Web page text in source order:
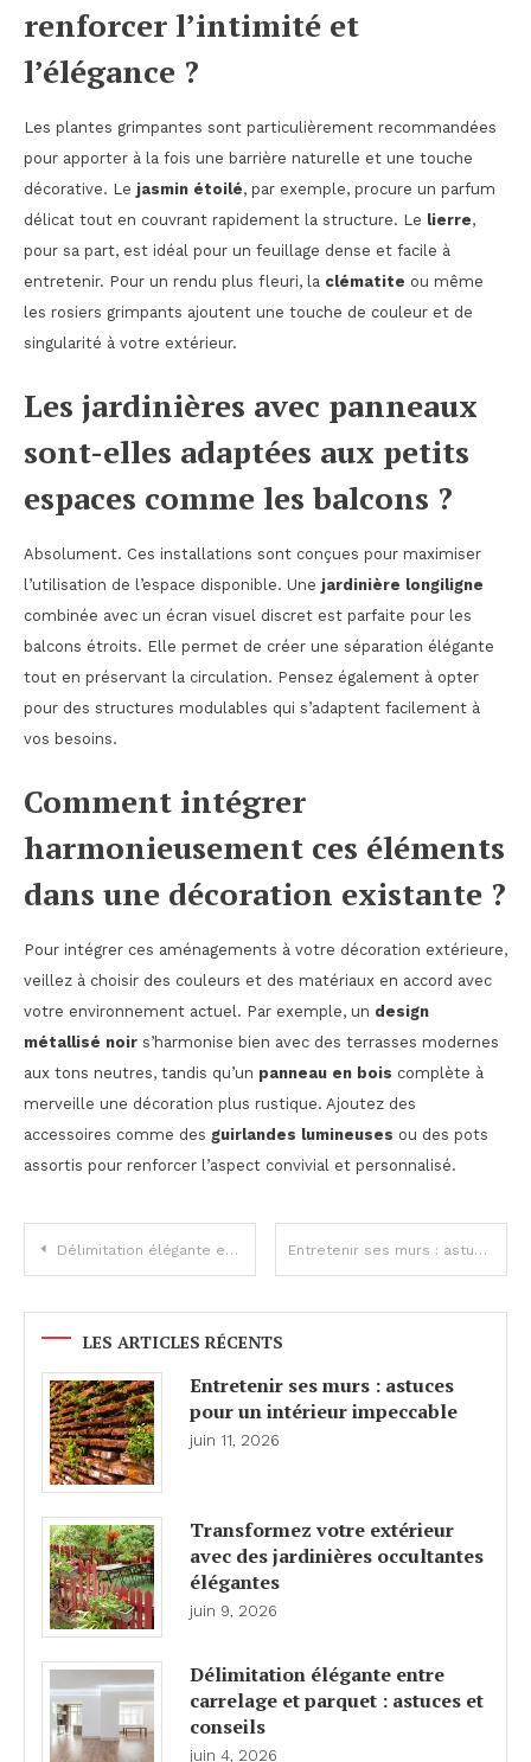
renforcer l’intimité et
l’élégance ?
Les plantes grimpantes sont particulièrement recommandées
pour apporter à la fois une barrière naturelle et une touche
décorative. Le jasmin étoilé, par exemple, procure un parfum
délicat tout en couvrant rapidement la structure. Le lierre,
pour sa part, est idéal pour un feuillage dense et facile à
entretenir. Pour un rendu plus fleuri, la clématite ou même
les rosiers grimpants ajoutent une touche de couleur et de
singularité à votre extérieur.
Les jardinières avec panneaux
sont-elles adaptées aux petits
espaces comme les balcons ?
Absolument. Ces installations sont conçues pour maximiser
l’utilisation de l’espace disponible. Une jardinière longiligne
combinée avec un écran visuel discret est parfaite pour les
balcons étroits. Elle permet de créer une séparation élégante
tout en préservant la circulation. Pensez également à opter
pour des structures modulables qui s’adaptent facilement à
vos besoins.
Comment intégrer
harmonieusement ces éléments
dans une décoration existante ?
Pour intégrer ces aménagements à votre décoration extérieure,
veillez à choisir des couleurs et des matériaux en accord avec
votre environnement actuel. Par exemple, un design
métallisé noir s’harmonise bien avec des terrasses modernes
aux tons neutres, tandis qu’un panneau en bois complète à
merveille une décoration plus rustique. Ajoutez des
accessoires comme des guirlandes lumineuses ou des pots
assortis pour renforcer l’aspect convivial et personnalisé.
Navigation
de
l’article
Délimitation élégante entre carrelage et parquet : astuces et conseils Entretenir ses murs : astuces pour un intérieur impeccable
LES ARTICLES RÉCENTS
Entretenir ses murs : astuces
pour un intérieur impeccable
juin 11, 2026
Transformez votre extérieur
avec des jardinières occultantes
élégantes
juin 9, 2026
Délimitation élégante entre
carrelage et parquet : astuces et
conseils
juin 4, 2026